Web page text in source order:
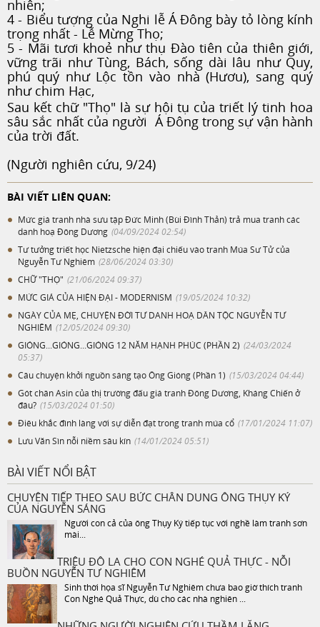
nhiên;
4 - Biểu tượng của Nghi lễ Á Đông bày tỏ lòng kính
trọng nhất - Lễ Mừng Thọ;
5 - Mãi tươi khoẻ như thụ Đào tiên của thiên giới,
vững trãi như Tùng, Bách, sống dài lâu như Quy,
phú quý như Lộc tồn vào nhà (Hươu), sang quý
như chim Hạc,
Sau kết chữ "Thọ" là sự hội tụ của triết lý tinh hoa
sâu sắc nhất của người Á Đông trong sự vận hành
của trời đất.
(Người nghiên cứu, 9/24)
BÀI VIẾT LIÊN QUAN:
Mức giá tranh nhà sưu tập Đức Minh (Bùi Đình Thản) trả mua tranh các
danh hoạ Đông Dương (04/09/2024 02:54)
Tư tưởng triết học Nietzsche hiện đại chiếu vào tranh Múa Sư Tử của
Nguyễn Tư Nghiêm (28/06/2024 03:30)
CHỮ "THỌ" (21/06/2024 09:37)
MỨC GIÁ CỦA HIỆN ĐẠI - MODERNISM (19/05/2024 10:32)
NGÀY CỦA MẸ, CHUYỆN ĐỜI TƯ DANH HOẠ DÂN TỘC NGUYỄN TƯ
NGHIÊM (12/05/2024 09:30)
GIÓNG...GIÓNG...GIÓNG 12 NĂM HẠNH PHÚC (PHẦN 2) (24/03/2024
05:37)
Câu chuyện khởi nguồn sáng tạo Ông Gióng (Phần 1) (15/03/2024 04:44)
Gót chân Asin của thị trường đấu giá tranh Đông Dương, Kháng Chiến ở
đâu? (15/03/2024 01:50)
Điêu khắc đình làng với sự diễn đạt trong tranh múa cổ (17/01/2024 11:07)
Lưu Văn Sìn nỗi niềm sâu kín (14/01/2024 05:51)
BÀI VIẾT NỔI BẬT
CHUYỆN TIẾP THEO SAU BỨC CHÂN DUNG ÔNG THỤY KÝ
CỦA NGUYỄN SÁNG
Người con cả của ông Thụy Ký tiếp tục với nghề làm tranh sơn
mài...
TRIỆU ĐÔ LA CHO CON NGHÉ QUẢ THỰC - NỖI
BUỒN NGUYỄN TƯ NGHIÊM
Sinh thời họa sĩ Nguyễn Tư Nghiêm chưa bao giờ thích tranh
Con Nghé Quả Thực, dù cho các nhà nghiên ...